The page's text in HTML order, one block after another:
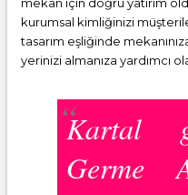
kurumsal kimliğinizi
tasarım eşliğinde
yerinizi almanıza yardımcı
Kartal
Germe